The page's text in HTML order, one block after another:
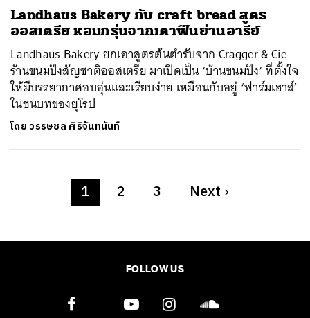
Landhaus Bakery กับ craft bread สูตร
ออสเตรีย หอมกรุ่นจากเตาฟืนย่านอารีย์
Landhaus Bakery ยกเอาสูตรต้นตำรับจาก Cragger & Cie
ร้านขนมปังสัญชาติออสเตรีย มาเปิดเป็น ‘บ้านขนมปัง’ ที่ตั้งใจ
ให้มีบรรยากาศอบอุ่นและเรียบง่าย เหมือนกับอยู่ ‘ฟาร์มเฮาส์’
ในชนบทของยุโรป
โดยวรรษชล ศิริจันทนันท์
1 2 3 Next›
FOLLOW US